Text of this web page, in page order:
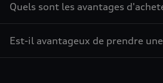
Quels sont les avantages
Est-il avantageux de prendre